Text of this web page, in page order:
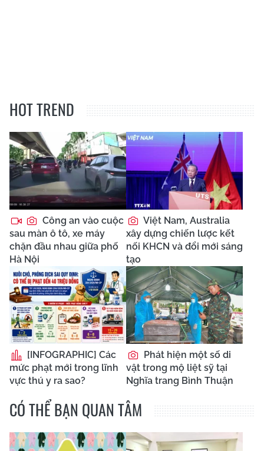
HOT TREND
Công an vào cuộc
sau màn ô tô, xe máy
chặn đầu nhau giữa phố
Hà Nội
Việt Nam, Australia
xây dựng chiến lược kết
nối KHCN và đổi mới sáng
tạo
[INFOGRAPHIC] Các
mức phạt mới trong lĩnh
vực thú y ra sao?
Phát hiện một số di
vật trong mộ liệt sỹ tại
Nghĩa trang Bình Thuận
CÓ THỂ BẠN QUAN TÂM